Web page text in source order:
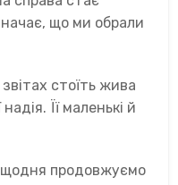
що ми обрали
стоїть жива
надія. Її маленькі й
продовжуємо